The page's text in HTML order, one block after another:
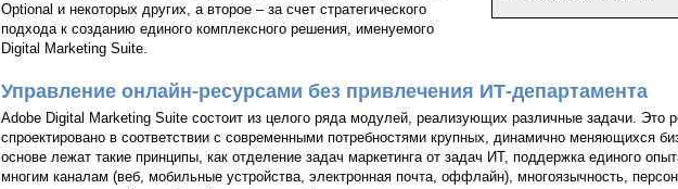
Optional и некоторых других, а второе – за счет стратегического
подхода к созданию единого комплексного решения, именуемого
Digital Marketing Suite.
Управление онлайн-ресурсами без привлечения ИТ-департамента
Adobe Digital Marketing Suite состоит из целого ряда модулей, реализующих различные задачи. Это
спроектировано в соответствии с современными потребностями крупных, динамично меняющихся
основе лежат такие принципы, как отделение задач маркетинга от задач ИТ, поддержка единого
многим каналам (веб, мобильные устройства, электронная почта, оффлайн), многоязычность,